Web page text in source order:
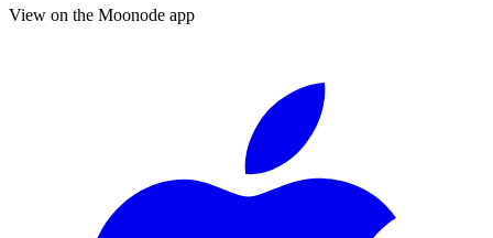
View on the Moonode app